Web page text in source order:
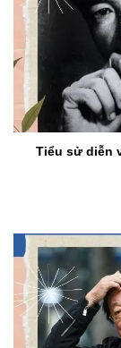
Tiểu sử diễn